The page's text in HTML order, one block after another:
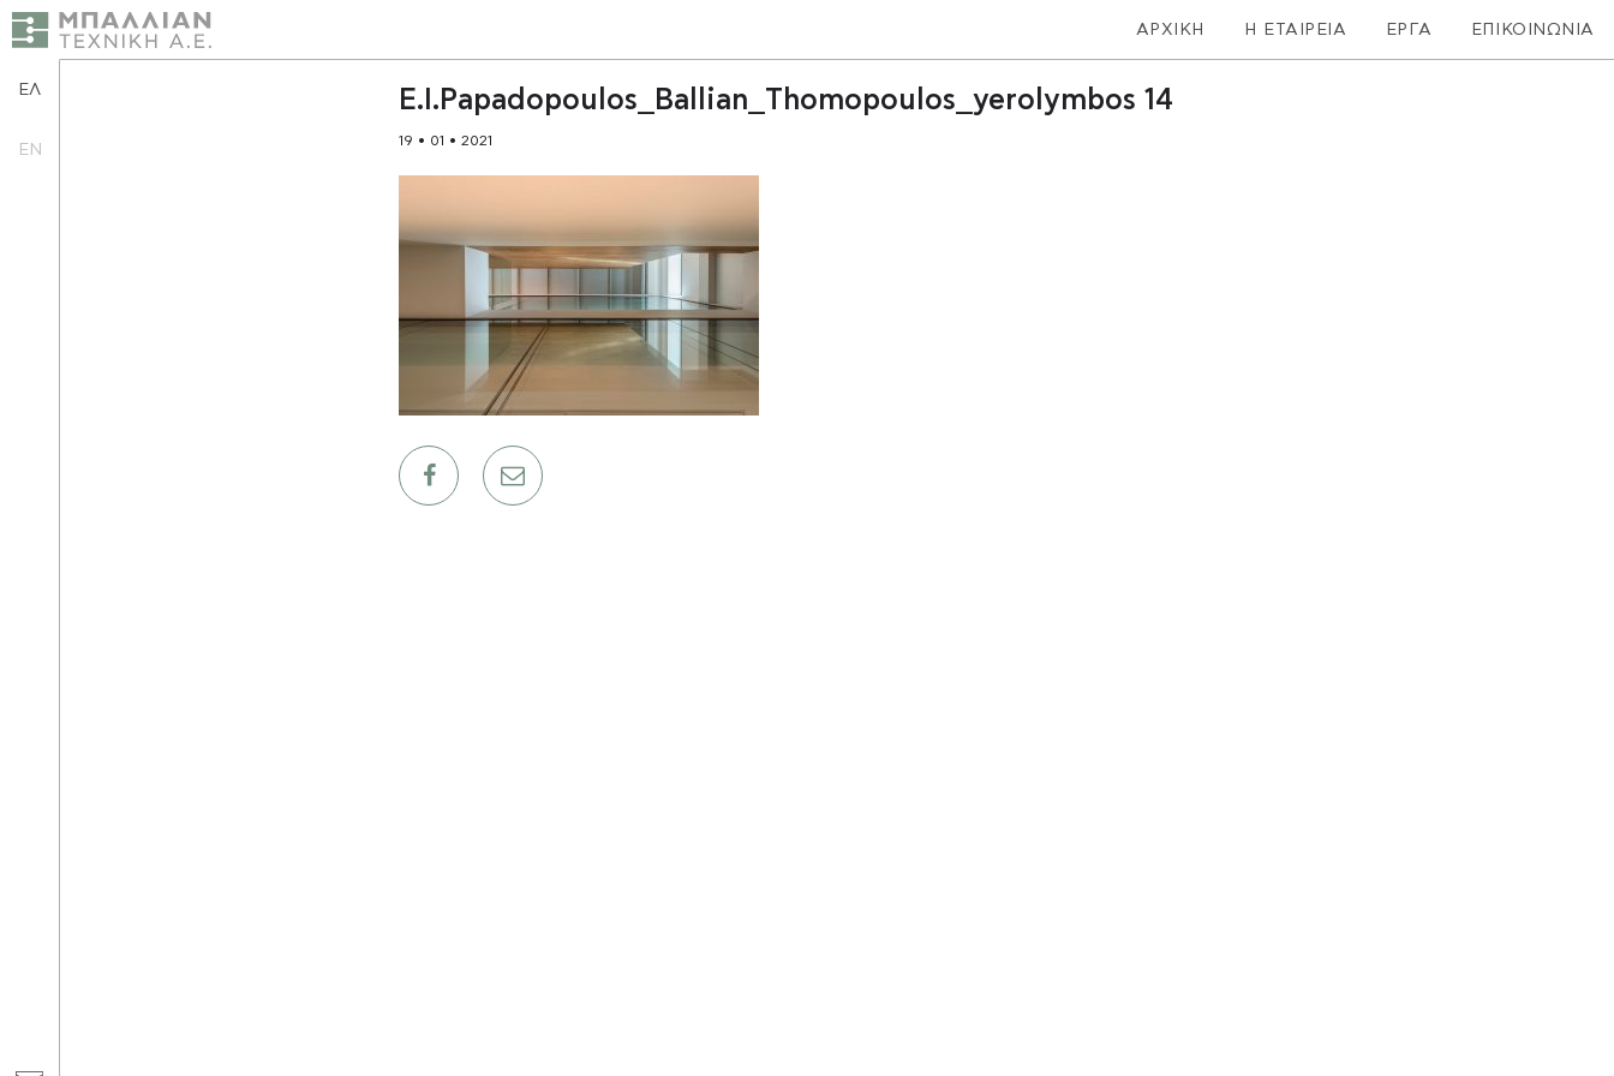
ΑΡΧΙΚΗ Η ΕΤΑΙΡΕΙΑ ΕΡΓΑ ΕΠΙΚΟΙΝΩΝΙΑ
E.I.Papadopoulos_Ballian_Thomopoulos_yerolymbos 14
19 • 01 • 2021
ΕΛ
EN